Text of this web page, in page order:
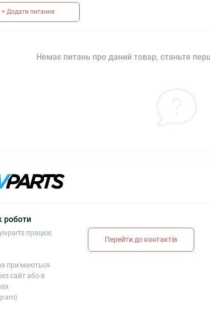
+ Додати питання
Немає питань про даний товар, станьте
роботи
працює
при'маються
сайт або в
Перейти до контактів